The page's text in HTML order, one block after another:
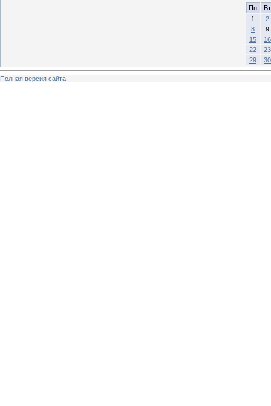
Пн
Вт
1
2
8
9
15
16
22
23
29
30
Полная версия сайта